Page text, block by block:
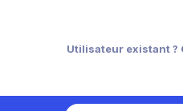
Utilisateur existant ?